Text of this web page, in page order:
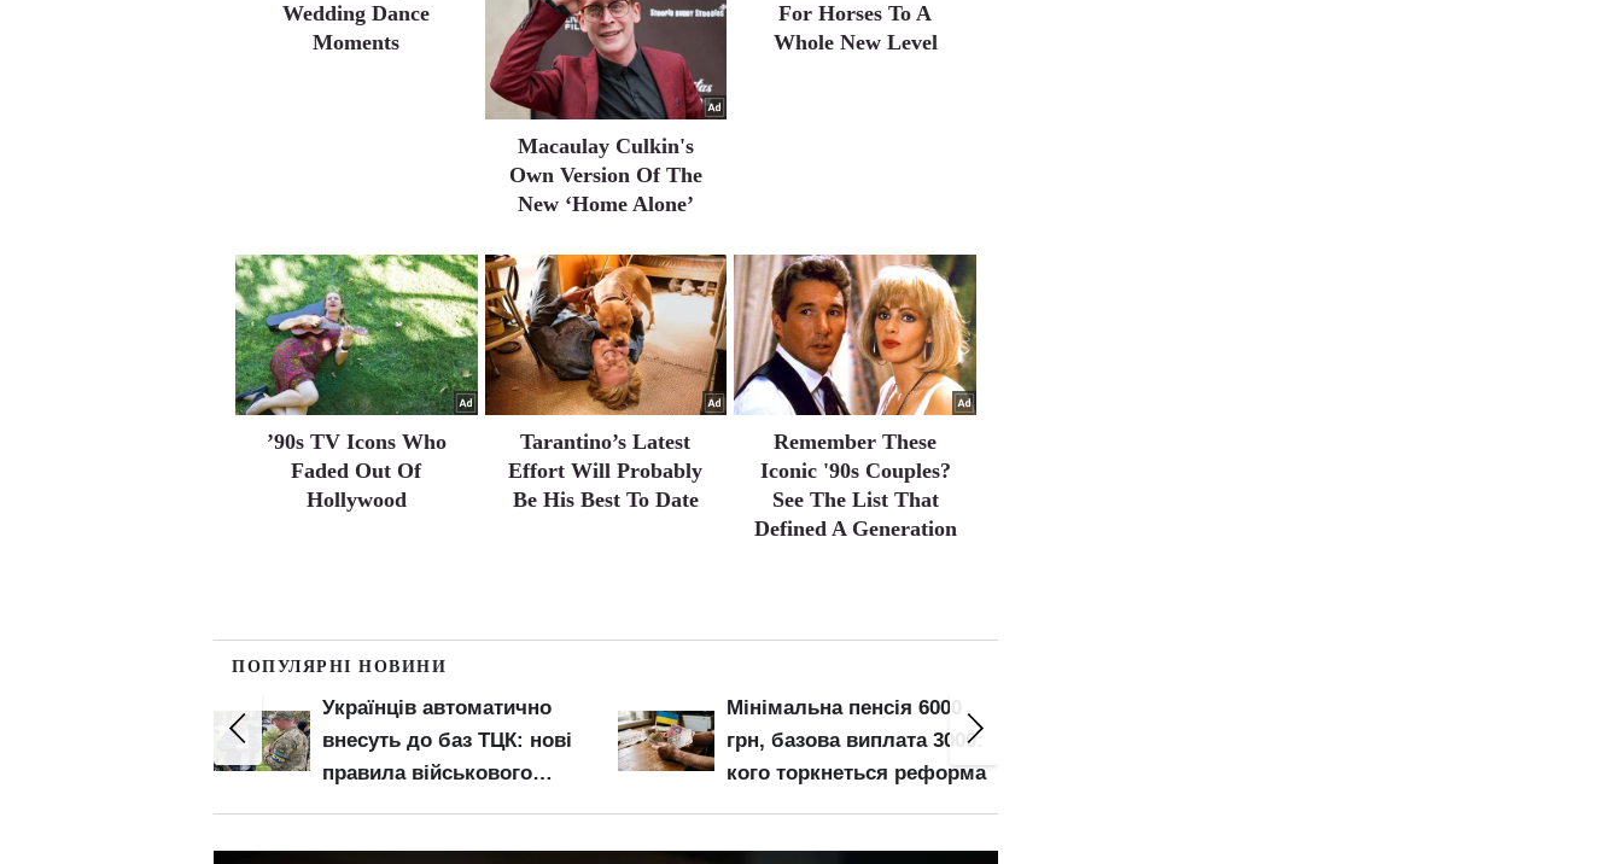
Wedding Dance
Moments
Macaulay Culkin's
Own Version Of The
New ‘Home Alone’
For Horses To A
Whole New Level
’90s TV Icons Who
Faded Out Of
Hollywood
Tarantino’s Latest
Effort Will Probably
Be His Best To Date
Remember These
Iconic '90s Couples?
See The List That
Defined A Generation
ПОПУЛЯРНІ НОВИНИ
Українців автоматично
внесуть до баз ТЦК: нові
правила військового
Мінімальна пенсія 6000
грн, базова виплата 3000:
кого торкнеться реформа